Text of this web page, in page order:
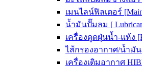
เมนไลน์ฟิลเตอร์
น้ำมันปั๊มลม [
เครื่องดูดฝุ่นน้ำ-แห้ง
ไส้กรองอากาศ/น้ำมัน
เครื่องเติมอากาศ